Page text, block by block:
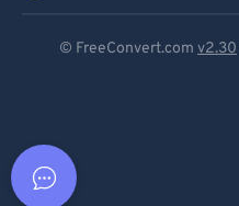
© FreeConvert.com v2.30